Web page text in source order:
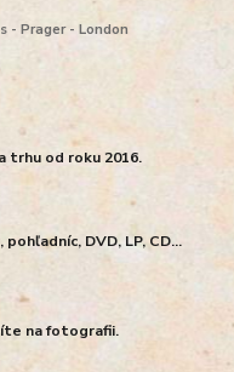
- Prager - London
trhu od roku 2016.
DVD, LP, CD...
na fotografii.